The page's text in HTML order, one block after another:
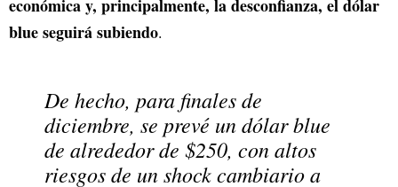
económica y, principalmente, la desconfianza, el dólar
blue seguirá subiendo.
De hecho, para finales de
diciembre, se prevé un dólar blue
de alrededor de $250, con altos
riesgos de un shock cambiario a